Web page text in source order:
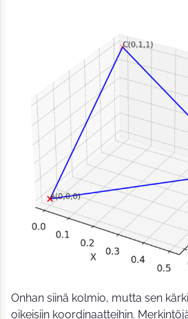
Onhan siinä kolmio, mutta sen
oikeisiin koordinaatteihin.